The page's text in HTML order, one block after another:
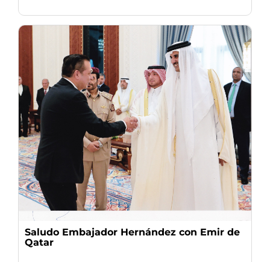
Saludo Embajador Hernández con Emir de
Qatar